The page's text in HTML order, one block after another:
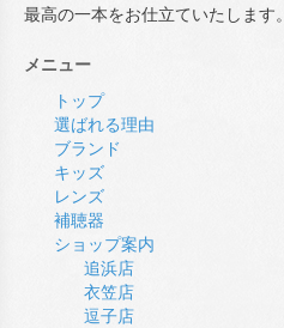
最高の一本をお仕立ていたします。
メニュー
トップ
選ばれる理由
ブランド
キッズ
レンズ
補聴器
ショップ案内
追浜店
衣笠店
逗子店